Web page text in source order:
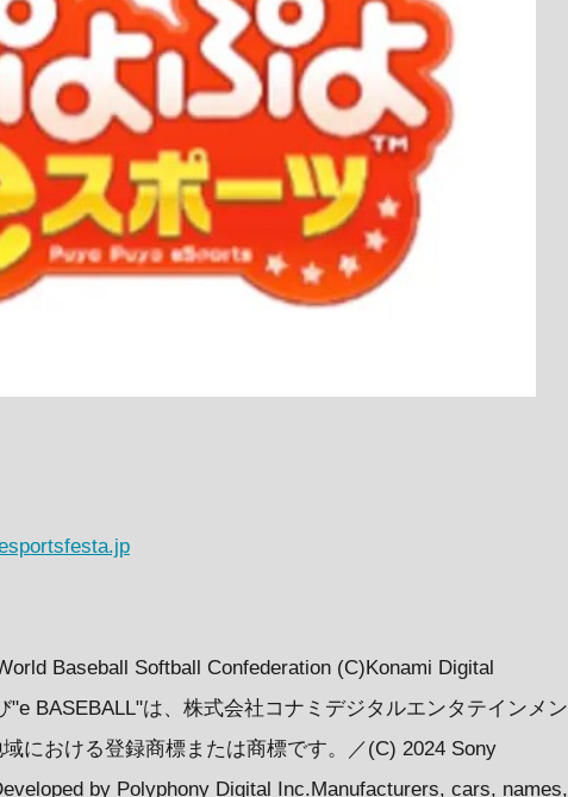
Baseball Softball Confederation (C)Konami Digital
"e BASEBALL"は、株式会社コナミデジタルエンタテインメン
における登録商標または商標です。／(C) 2024 Sony
by Polyphony Digital Inc.Manufacturers, cars, names,